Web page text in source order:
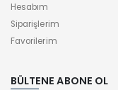
Hesabım
Siparişlerim
Favorilerim
BÜLTENE ABONE OL